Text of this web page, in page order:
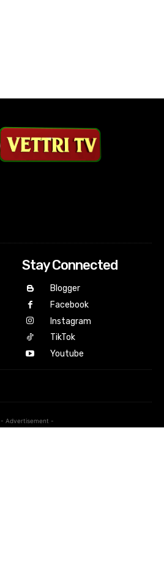
Stay Connected
Blogger
Facebook
Instagram
TikTok
Youtube
- Advertisement -